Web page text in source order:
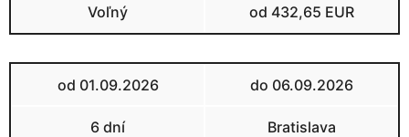
Voľný od 432,65 EUR
od 01.09.2026 do 06.09.2026
6 dní Bratislava